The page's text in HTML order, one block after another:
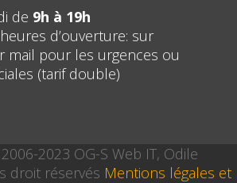
de 9h à 19h
d’ouverture: sur
mail pour les urgences ou
(tarif double)
2023 OG-S Web IT, Odile
droit réservés Mentions légales et